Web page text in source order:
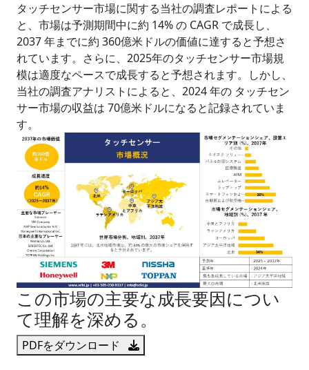
タッチセンサー市場に関する当社の調査レポートによる
と、市場は予測期間中に約 14% の CAGR で成長し、
2037 年までに約 360億米ドルの価値に達すると予想さ
れています。さらに、2025年のタッチセンサー市場規
模は適度なペースで成長すると予想されます。しかし、
当社の調査アナリストによると、2024 年の タッチセン
サー市場の収益は 70億米ドルになると記録されていま
す。
この市場の主要な成長要因につい
て理解を深める。
PDFをダウンロード